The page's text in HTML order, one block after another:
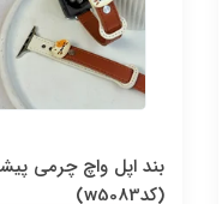
بند اپل واچ چرمی
(کدw5083)